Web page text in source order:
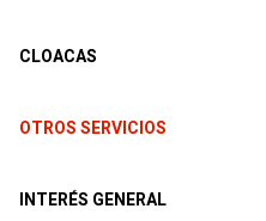
CLOACAS
OTROS SERVICIOS
INTERÉS GENERAL